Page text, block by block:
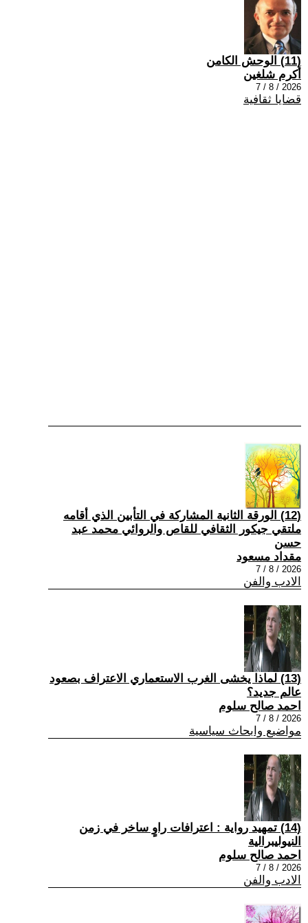
(11) الوحش الكامن
أكرم شلغين
2026 / 8 / 7
قضايا ثقافية
(12) الورقة الثانية المشاركة في التأبين الذي أقامه
ملتقي جيكور الثقافي للقاص والروائي محمد عبد
حسن
مقداد مسعود
2026 / 8 / 7
الادب والفن
(13) لماذا يخشى الغرب الاستعماري الاعتراف بصعود
عالم جديد؟
احمد صالح سلوم
2026 / 8 / 7
مواضيع وابحاث سياسية
(14) تمهيد رواية : اعترافات راوٍ ساخر في زمن
النيوليبرالية
احمد صالح سلوم
2026 / 8 / 7
الادب والفن